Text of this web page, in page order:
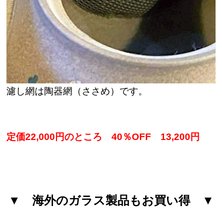
濾し網は陶器網（ささめ）です。
定価22,000円のところ 40％OFF 13,200円
▼ 海外のガラス製品もお買い得 ▼